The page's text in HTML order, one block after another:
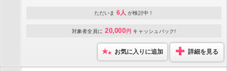
ただいま 6人 が検討中！
対象者全員に 20,000 円 キャッシュバック!
お気に入りに追加 詳細を見る